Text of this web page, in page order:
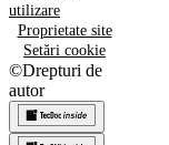
utilizare
Proprietate site
Setări cookie
©Drepturi de
autor